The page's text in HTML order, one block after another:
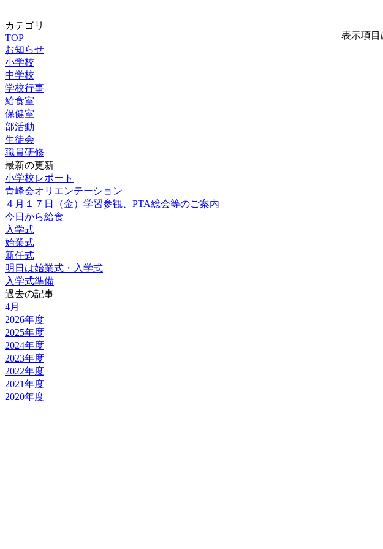
カテゴリ
TOP
お知らせ
小学校
中学校
学校行事
給食室
保健室
部活動
生徒会
職員研修
最新の更新
小学校レポート
青峰会オリエンテーション
４月１７日（金）学習参観、PTA総会等のご案内
今日から給食
入学式
始業式
新任式
明日は始業式・入学式
入学式準備
過去の記事
4月
2026年度
2025年度
2024年度
2023年度
2022年度
2021年度
2020年度
表示項目